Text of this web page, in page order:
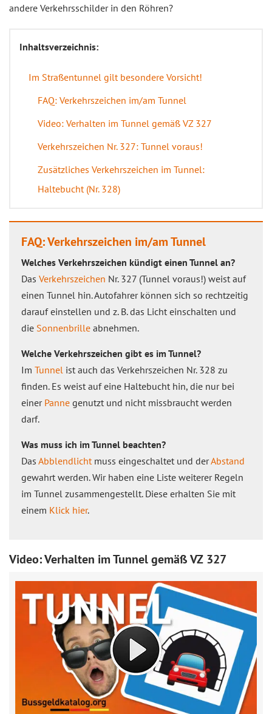
andere Verkehrsschilder in den Röhren?
Inhaltsverzeichnis:
Im Straßentunnel gilt besondere Vorsicht!
FAQ: Verkehrszeichen im/am Tunnel
Video: Verhalten im Tunnel gemäß VZ 327
Verkehrszeichen Nr. 327: Tunnel voraus!
Zusätzliches Verkehrszeichen im Tunnel:
Haltebucht (Nr. 328)
FAQ: Verkehrszeichen im/am Tunnel
Welches Verkehrszeichen kündigt einen Tunnel an?
Das Verkehrszeichen Nr. 327 (Tunnel voraus!) weist auf
einen Tunnel hin. Autofahrer können sich so rechtzeitig
darauf einstellen und z. B. das Licht einschalten und
die Sonnenbrille abnehmen.
Welche Verkehrszeichen gibt es im Tunnel?
Im Tunnel ist auch das Verkehrszeichen Nr. 328 zu
finden. Es weist auf eine Haltebucht hin, die nur bei
einer Panne genutzt und nicht missbraucht werden
darf.
Was muss ich im Tunnel beachten?
Das Abblendlichtmuss eingeschaltet und derAbstand
gewahrt werden. Wir haben eine Liste weiterer Regeln
im Tunnel zusammengestellt. Diese erhalten Sie mit
einem Klick hier.
Video: Verhalten im Tunnel gemäß VZ 327